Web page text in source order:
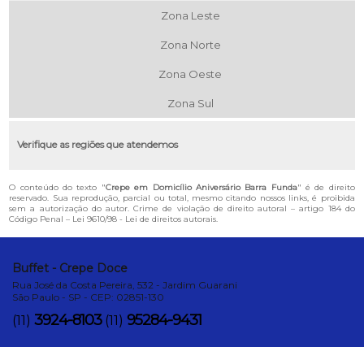
Zona Leste
Zona Norte
Zona Oeste
Zona Sul
Verifique as regiões que atendemos
O conteúdo do texto "Crepe em Domicílio Aniversário Barra Funda" é de direito
reservado. Sua reprodução, parcial ou total, mesmo citando nossos links, é proibida
sem a autorização do autor. Crime de violação de direito autoral – artigo 184 do
Código Penal – Lei 9610/98 - Lei de direitos autorais.
Buffet - Crepe Doce
Rua José da Costa Pereira, 532 - Jardim Guarani
São Paulo - SP - CEP: 02851-130
(11) 3924-8103 (11) 95284-9431